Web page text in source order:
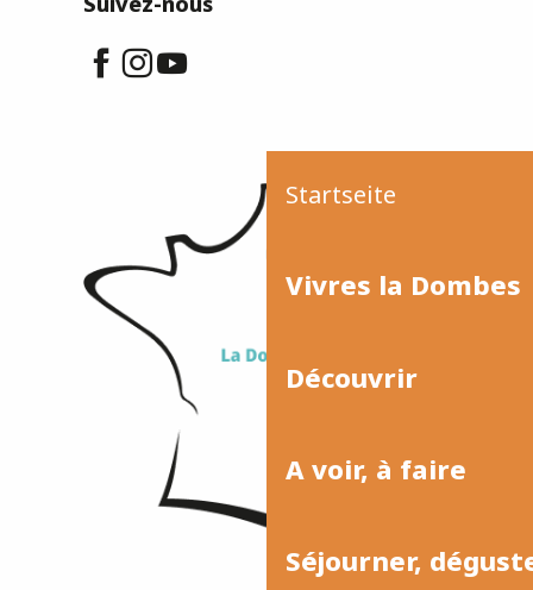
Startseite
Vivres la Dombes
Découvrir
A voir, à faire
Séjourner,